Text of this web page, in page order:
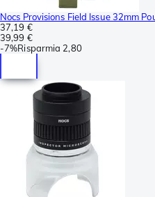
Nocs Provisions Field Issue 32mm
37,19 €
39,99 €
-7%Risparmia 2,80